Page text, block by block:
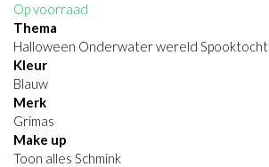
Op voorraad
Thema
Halloween Onderwater wereld Spooktocht
Kleur
Blauw
Merk
Grimas
Make up
Toon alles Schmink